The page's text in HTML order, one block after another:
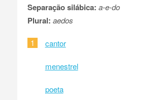
Separação silábica: a-e-do
Plural: aedos
1 cantor
menestrel
poeta